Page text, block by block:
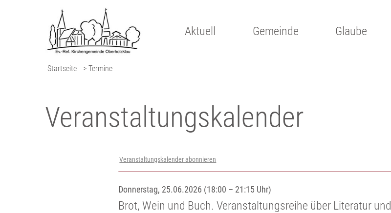
Aktuell Gemeinde Glaube
Startseite > Termine
Veranstaltungs­kalender
Veranstaltungskalender abonnieren
Donnerstag, 25.06.2026 (18:00 – 21:15 Uhr)
Brot, Wein und Buch. Veranstaltungsreihe über Literatur und